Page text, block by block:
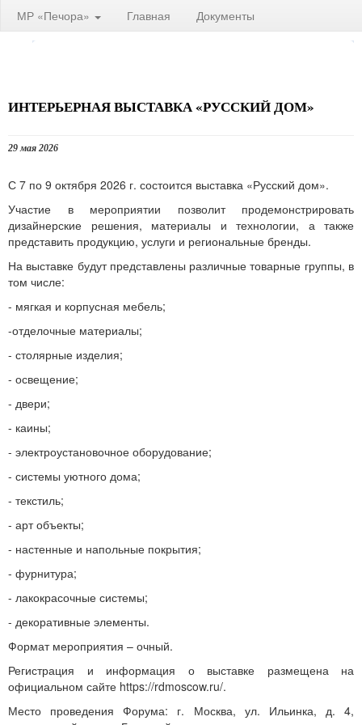
МР «Печора» Главная Документы
ИНТЕРЬЕРНАЯ ВЫСТАВКА «РУССКИЙ ДОМ»
29 мая 2026
С 7 по 9 октября 2026 г. состоится выставка «Русский дом».
Участие в мероприятии позволит продемонстрировать
дизайнерские решения, материалы и технологии, а также
представить продукцию, услуги и региональные бренды.
На выставке будут представлены различные товарные группы, в
том числе:
- мягкая и корпусная мебель;
-отделочные материалы;
- столярные изделия;
- освещение;
- двери;
- каины;
- электроустановочное оборудование;
- системы уютного дома;
- текстиль;
- арт объекты;
- настенные и напольные покрытия;
- фурнитура;
- лакокрасочные системы;
- декоративные элементы.
Формат мероприятия – очный.
Регистрация и информация о выставке размещена на
официальном сайте https://rdmoscow.ru/.
Место проведения Форума: г. Москва, ул. Ильинка, д. 4,